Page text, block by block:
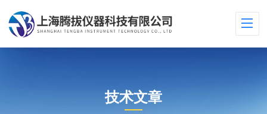
技术文章